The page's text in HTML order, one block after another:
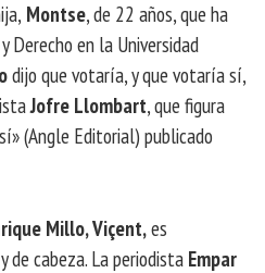
Montse, de 22 años, que ha
Derecho en la Universidad
dijo que votaría, y que votaría sí,
Jofre Llombart, que figura
(Angle Editorial) publicado
Millo, Viçent,es
de cabeza. La periodista Empar